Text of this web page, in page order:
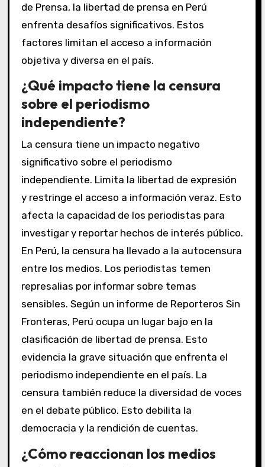
de Prensa, la libertad de prensa en Perú
enfrenta desafíos significativos. Estos
factores limitan el acceso a información
objetiva y diversa en el país.
¿Qué impacto tiene la censura
sobre el periodismo
independiente?
La censura tiene un impacto negativo
significativo sobre el periodismo
independiente. Limita la libertad de expresión
y restringe el acceso a información veraz. Esto
afecta la capacidad de los periodistas para
investigar y reportar hechos de interés público.
En Perú, la censura ha llevado a la autocensura
entre los medios. Los periodistas temen
represalias por informar sobre temas
sensibles. Según un informe de Reporteros Sin
Fronteras, Perú ocupa un lugar bajo en la
clasificación de libertad de prensa. Esto
evidencia la grave situación que enfrenta el
periodismo independiente en el país. La
censura también reduce la diversidad de voces
en el debate público. Esto debilita la
democracia y la rendición de cuentas.
¿Cómo reaccionan los medios